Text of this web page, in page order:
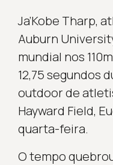
Ja’Kobe Tharp,
Auburn
mundial nos
12,75 segundos
outdoor de
Hayward Field,
quarta-feira.
O tempo